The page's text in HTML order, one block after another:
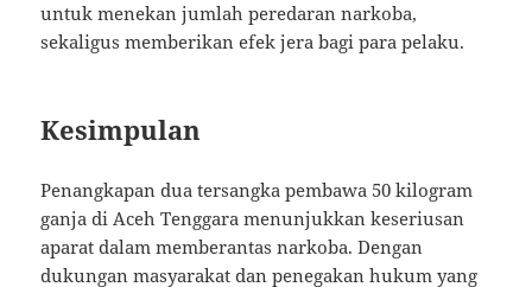
untuk menekan jumlah peredaran narkoba,
sekaligus memberikan efek jera bagi para pelaku.
Kesimpulan
Penangkapan dua tersangka pembawa 50 kilogram
ganja di Aceh Tenggara menunjukkan keseriusan
aparat dalam memberantas narkoba. Dengan
dukungan masyarakat dan penegakan hukum yang